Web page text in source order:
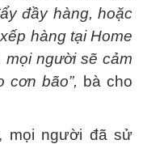
đầy hàng, hoặc
hàng tại Home
mọi người sẽ cảm
cơn bão”, bà cho
mọi người đã sử